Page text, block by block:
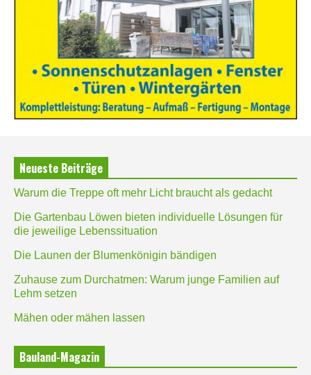
Neueste Beiträge
Warum die Treppe oft mehr Licht braucht als gedacht
Die Gartenbau Löwen bieten individuelle Lösungen für
die jeweilige Lebenssituation
Die Launen der Blumenkönigin bändigen
Zuhause zum Durchatmen: Warum junge Familien auf
Lehm setzen
Mähen oder mähen lassen
Bauland-Magazin